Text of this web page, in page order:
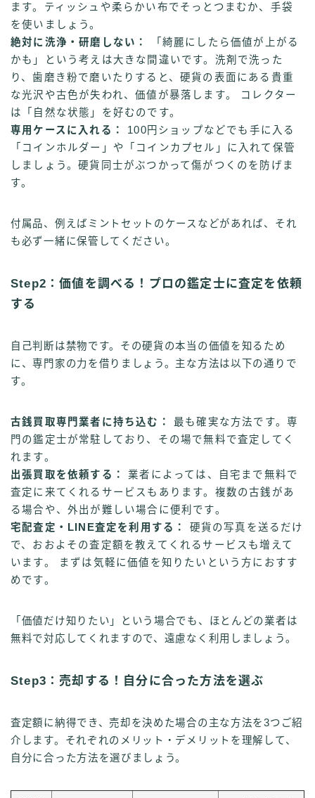
ます。ティッシュや柔らかい布でそっとつまむか、手袋
を使いましょう。
絶対に洗浄・研磨しない：
「綺麗にしたら価値が上がる
かも」という考えは大きな間違いです。洗剤で洗った
り、歯磨き粉で磨いたりすると、硬貨の表面にある貴重
な光沢や古色が失われ、価値が暴落します。 コレクター
は「自然な状態」を好むのです。
専用ケースに入れる：
100円ショップなどでも手に入る
「コインホルダー」や「コインカプセル」に入れて保管
しましょう。硬貨同士がぶつかって傷がつくのを防げま
す。
付属品、例えばミントセットのケースなどがあれば、それ
も必ず一緒に保管してください。
Step2：価値を調べる！プロの鑑定士に査定を依頼
する
自己判断は禁物です。その硬貨の本当の価値を知るため
に、専門家の力を借りましょう。主な方法は以下の通りで
す。
古銭買取専門業者に持ち込む：
最も確実な方法です。専
門の鑑定士が常駐しており、その場で無料で査定してく
れます。
出張買取を依頼する：
業者によっては、自宅まで無料で
査定に来てくれるサービスもあります。複数の古銭があ
る場合や、外出が難しい場合に便利です。
宅配査定・LINE査定を利用する：
硬貨の写真を送るだけ
で、おおよその査定額を教えてくれるサービスも増えて
います。 まずは気軽に価値を知りたいという方におすす
めです。
「価値だけ知りたい」という場合でも、ほとんどの業者は
無料で対応してくれますので、遠慮なく利用しましょう。
Step3：売却する！自分に合った方法を選ぶ
査定額に納得でき、売却を決めた場合の主な方法を3つご紹
介します。それぞれのメリット・デメリットを理解して、
自分に合った方法を選びましょう。